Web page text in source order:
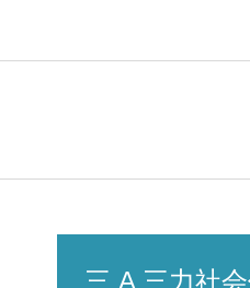
三 A 三力社